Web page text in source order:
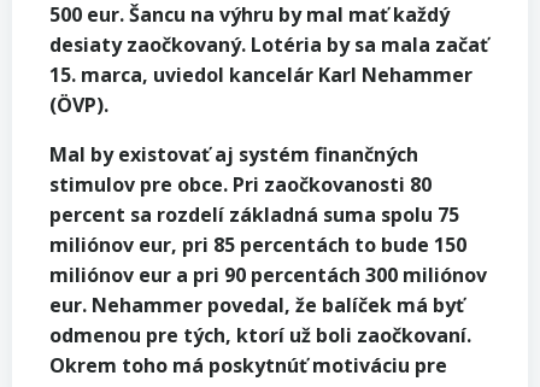
500 eur. Šancu na výhru by mal mať každý
desiaty zaočkovaný. Lotéria by sa mala začať
15. marca, uviedol kancelár Karl Nehammer
(ÖVP).
Mal by existovať aj systém finančných
stimulov pre obce. Pri zaočkovanosti 80
percent sa rozdelí základná suma spolu 75
miliónov eur, pri 85 percentách to bude 150
miliónov eur a pri 90 percentách 300 miliónov
eur. Nehammer povedal, že balíček má byť
odmenou pre tých, ktorí už boli zaočkovaní.
Okrem toho má poskytnúť motiváciu pre